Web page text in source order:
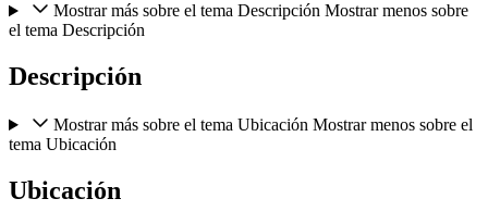
Mostrar más sobre el tema Descripción Mostrar menos sobre
el tema Descripción
Descripción
Mostrar más sobre el tema Ubicación Mostrar menos sobre el
tema Ubicación
Ubicación